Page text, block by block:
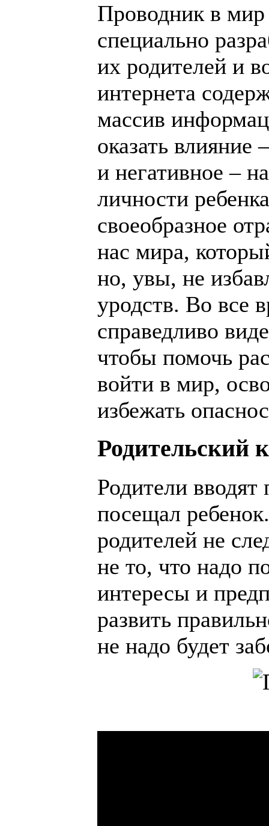
Проводник в мир
специально
их родителей и
интернета
массив
оказать влияние
и негативное –
личности
своеобразное
нас мира,
но, увы, не
уродств. Во все
справедливо
чтобы помочь
войти в мир,
избежать
Родительский
Родители вводят
посещал
родителей не
не то, что надо
интересы и
развить
не надо будет